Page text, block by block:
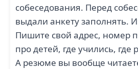
собеседования. Перед
выдали анкету заполнять.
Пишите свой адрес, номер
про детей, где учились, где
А резюме вы вообще